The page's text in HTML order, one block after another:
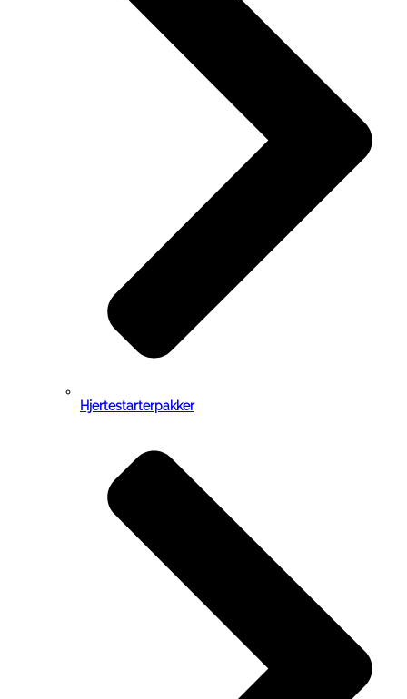
Hjertestarterpakker